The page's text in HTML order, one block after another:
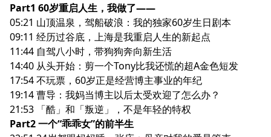
Part1 60岁重启人生，我做了——
05:21 山顶温泉，驾船破浪：我的独家60岁生日剧本
09:11 经历过谷底，上海是我重启人生的新起点
11:44 自驾八小时，带狗狗奔向新生活
14:40 从头开始：剪一个Tony比我还慌的超A金色短发
17:54 不玩票，60岁正是经营博主事业的年纪
19:14 曹导：我妈当博主以后太受欢迎了怎么办？
21:53 「酷」和「叛逆」，不是年轻的特权
Part2 一个“乖乖女”的前半生